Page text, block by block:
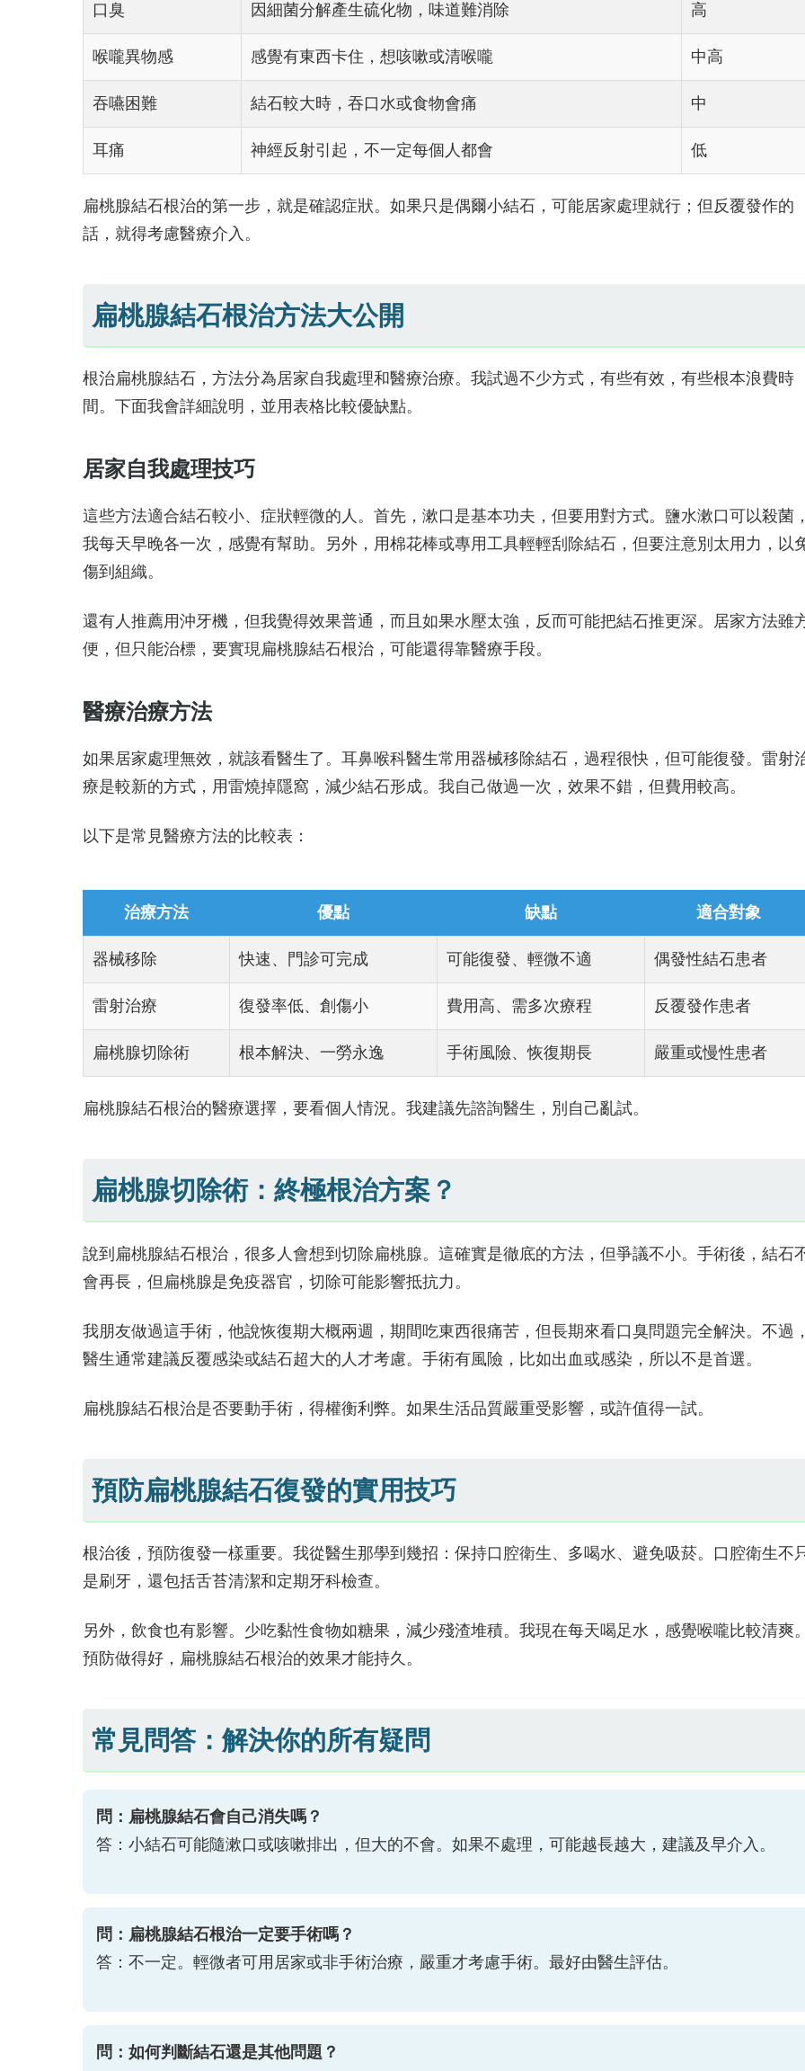
口臭 因細菌分解產生硫化物，味道難消除 高
喉嚨異物感 感覺有東西卡住，想咳嗽或清喉嚨 中高
吞嚥困難 結石較大時，吞口水或食物會痛 中
耳痛 神經反射引起，不一定每個人都會 低
扁桃腺結石根治的第一步，就是確認症狀。如果只是偶爾小結石，可能居家處理就行；但反覆發作的
話，就得考慮醫療介入。
扁桃腺結石根治方法大公開
根治扁桃腺結石，方法分為居家自我處理和醫療治療。我試過不少方式，有些有效，有些根本浪費時
間。下面我會詳細說明，並用表格比較優缺點。
居家自我處理技巧
這些方法適合結石較小、症狀輕微的人。首先，漱口是基本功夫，但要用對方式。鹽水漱口可以殺菌
我每天早晚各一次，感覺有幫助。另外，用棉花棒或專用工具輕輕刮除結石，但要注意別太用力，以
傷到組織。
還有人推薦用沖牙機，但我覺得效果普通，而且如果水壓太強，反而可能把結石推更深。居家方法雖
便，但只能治標，要實現扁桃腺結石根治，可能還得靠醫療手段。
醫療治療方法
如果居家處理無效，就該看醫生了。耳鼻喉科醫生常用器械移除結石，過程很快，但可能復發。雷射
療是較新的方式，用雷燒掉隱窩，減少結石形成。我自己做過一次，效果不錯，但費用較高。
以下是常見醫療方法的比較表：
治療方法 優點 缺點 適合對象
器械移除 快速、門診可完成 可能復發、輕微不適 偶發性結石患者
雷射治療 復發率低、創傷小 費用高、需多次療程 反覆發作患者
扁桃腺切除術 根本解決、一勞永逸 手術風險、恢復期長 嚴重或慢性患者
扁桃腺結石根治的醫療選擇，要看個人情況。我建議先諮詢醫生，別自己亂試。
扁桃腺切除術：終極根治方案？
說到扁桃腺結石根治，很多人會想到切除扁桃腺。這確實是徹底的方法，但爭議不小。手術後，結石
會再長，但扁桃腺是免疫器官，切除可能影響抵抗力。
我朋友做過這手術，他說恢復期大概兩週，期間吃東西很痛苦，但長期來看口臭問題完全解決。不過
醫生通常建議反覆感染或結石超大的人才考慮。手術有風險，比如出血或感染，所以不是首選。
扁桃腺結石根治是否要動手術，得權衡利弊。如果生活品質嚴重受影響，或許值得一試。
預防扁桃腺結石復發的實用技巧
根治後，預防復發一樣重要。我從醫生那學到幾招：保持口腔衛生、多喝水、避免吸菸。口腔衛生不
是刷牙，還包括舌苔清潔和定期牙科檢查。
另外，飲食也有影響。少吃黏性食物如糖果，減少殘渣堆積。我現在每天喝足水，感覺喉嚨比較清爽
預防做得好，扁桃腺結石根治的效果才能持久。
常見問答：解決你的所有疑問
問：扁桃腺結石會自己消失嗎？
答：小結石可能隨漱口或咳嗽排出，但大的不會。如果不處理，可能越長越大，建議及早介入。
問：扁桃腺結石根治一定要手術嗎？
答：不一定。輕微者可用居家或非手術治療，嚴重才考慮手術。最好由醫生評估。
問：如何判斷結石還是其他問題？